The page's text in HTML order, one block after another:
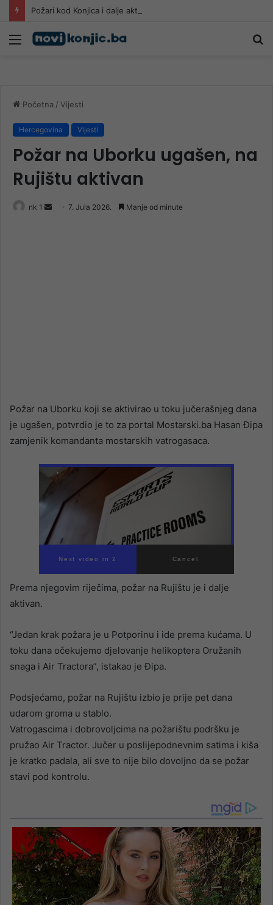
Meni
Početna / Vijesti
Hercegovina Vijesti
Požar na Uborku ugašen, na
Rujištu aktivan
nk 1
Send7. Jula 2026. Manje od minute
Požar na Uborku koji se aktivirao u toku jučerašnjeg dana
je ugašen, potvrdio je to za portal Mostarski.ba Hasan Đipa
zamjenik komandanta mostarskih vatrogasaca.
Next video in 1 Cancel
Prema njegovim riječima, požar na Rujištu je i dalje
aktivan.
“Jedan krak požara je u Potporinu i ide prema kućama. U
toku dana očekujemo djelovanje helikoptera Oružanih
snaga i Air Tractora”, istakao je Đipa.
Podsjećamo, požar na Rujištu izbio je prije pet dana
udarom groma u stablo.
Vatrogascima i dobrovoljcima na požarištu podršku je
pružao Air Tractor. Jučer u poslijepodnevnim satima i kiša
je kratko padala, ali sve to nije bilo dovoljno da se požar
stavi pod kontrolu.